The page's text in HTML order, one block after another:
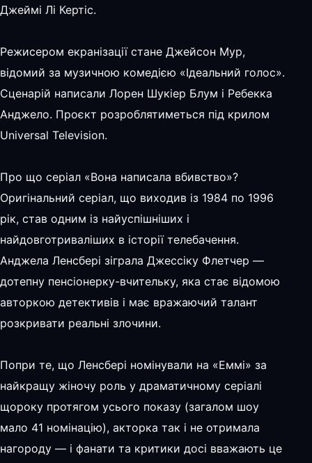
Джеймі Лі Кертіс.
Режисером екранізації стане Джейсон Мур,
відомий за музичною комедією «Ідеальний голос».
Сценарій написали Лорен Шукіер Блум і Ребекка
Анджело. Проєкт розроблятиметься під крилом
Universal Television.
Про що серіал «Вона написала вбивство»?
Оригінальний серіал, що виходив із 1984 по 1996
рік, став одним із найуспішніших і
найдовготриваліших в історії телебачення.
Анджела Ленсбері зіграла Джессіку Флетчер —
дотепну пенсіонерку-вчительку, яка стає відомою
авторкою детективів і має вражаючий талант
розкривати реальні злочини.
Попри те, що Ленсбері номінували на «Еммі» за
найкращу жіночу роль у драматичному серіалі
щороку протягом усього показу (загалом шоу
мало 41 номінацію), акторка так і не отримала
нагороду — і фанати та критики досі вважають це